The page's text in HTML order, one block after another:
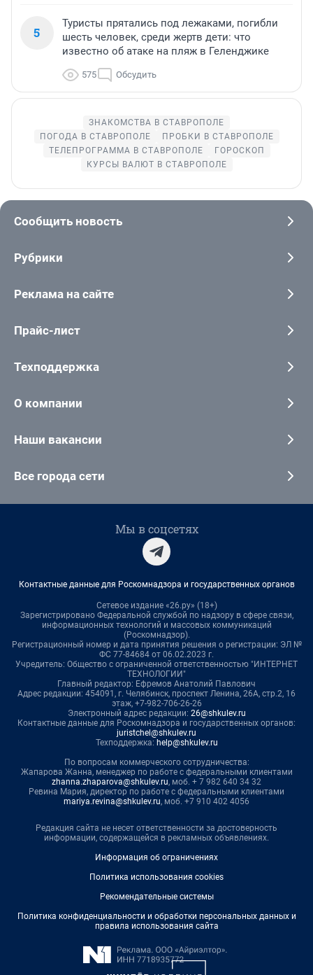
5
Туристы прятались под лежаками, погибли
шесть человек, среди жертв дети: что
известно об атаке на пляж в Геленджике
575 Обсудить
ЗНАКОМСТВА В СТАВРОПОЛЕ
ПОГОДА В СТАВРОПОЛЕ
ПРОБКИ В СТАВРОПОЛЕ
ТЕЛЕПРОГРАММА В СТАВРОПОЛЕ
ГОРОСКОП
КУРСЫ ВАЛЮТ В СТАВРОПОЛЕ
Сообщить новость
Рубрики
Реклама на сайте
Прайс-лист
Техподдержка
О компании
Наши вакансии
Все города сети
Мы в соцсетях
Контактные данные для Роскомнадзора и государственных органов
Сетевое издание «26.ру» (18+)
Зарегистрировано Федеральной службой по надзору в сфере связи,
информационных технологий и массовых коммуникаций
(Роскомнадзор).
Регистрационный номер и дата принятия решения о регистрации: ЭЛ №
ФС 77-84684 от 06.02.2023 г.
Учредитель: Общество с ограниченной ответственностью "ИНТЕРНЕТ
ТЕХНОЛОГИИ"
Главный редактор: Ефремов Анатолий Павлович
Адрес редакции: 454091, г. Челябинск, проспект Ленина, 26А, стр.2, 16
этаж, +7-982-706-26-26
Электронный адрес редакции: 26@shkulev.ru
Контактные данные для Роскомнадзора и государственных органов:
juristchel@shkulev.ru
Техподдержка: help@shkulev.ru
По вопросам коммерческого сотрудничества:
Жапарова Жанна, менеджер по работе с федеральными клиентами
zhanna.zhaparova@shkulev.ru, моб. + 7 982 640 34 32
Ревина Мария, директор по работе с федеральными клиентами
mariya.revina@shkulev.ru, моб. +7 910 402 4056
Редакция сайта не несет ответственности за достоверность
информации, содержащейся в рекламных объявлениях.
Информация об ограничениях
Политика использования cookies
Рекомендательные системы
Политика конфиденциальности и обработки персональных данных и
правила использования сайта